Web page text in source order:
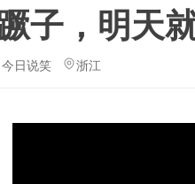
子，明天
今日说笑 浙江